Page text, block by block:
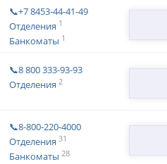
📞+7 8453-44-41-49
Отделения 1
Банкоматы 1
📞8 800 333-93-93
Отделения 2
📞8-800-220-4000
Отделения 31
Банкоматы 28